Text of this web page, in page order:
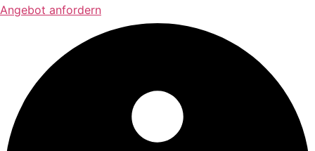
Angebot anfordern